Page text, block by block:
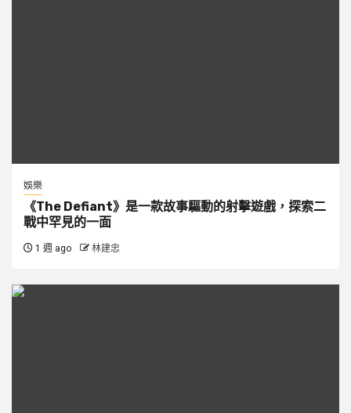
娛樂
《The Defiant》是一款故事驅動的射擊遊戲，探索二
戰中罕見的一面
1 週 ago 林建忠